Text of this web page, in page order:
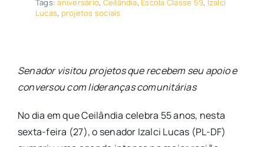
Tags:aniversário, Ceilândia, Escola Classe 59, Izalci
Lucas, projetos sociais
Senador visitou projetos que recebem seu apoio e
conversou com lideranças comunitárias
No dia em que Ceilândia celebra 55 anos, nesta
sexta-feira (27), o senador Izalci Lucas (PL-DF)